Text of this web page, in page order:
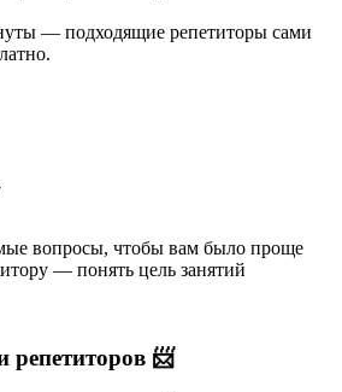
— подходящие репетиторы сами
вопросы, чтобы вам было проще
— понять цель занятий
репетиторов 📨